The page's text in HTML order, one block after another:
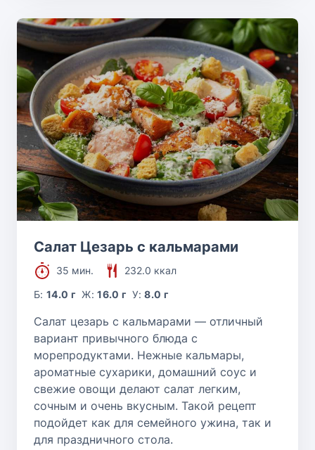
Салат Цезарь с кальмарами
35 мин.
232.0 ккал
Б:14.0 г Ж:16.0 г У:8.0 г
Салат цезарь с кальмарами — отличный
вариант привычного блюда с
морепродуктами. Нежные кальмары,
ароматные сухарики, домашний соус и
свежие овощи делают салат легким,
сочным и очень вкусным. Такой рецепт
подойдет как для семейного ужина, так и
для праздничного стола.